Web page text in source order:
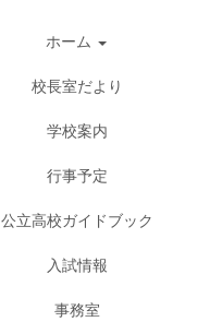
ホーム
校長室だより
学校案内
行事予定
公立高校ガイドブック
入試情報
事務室